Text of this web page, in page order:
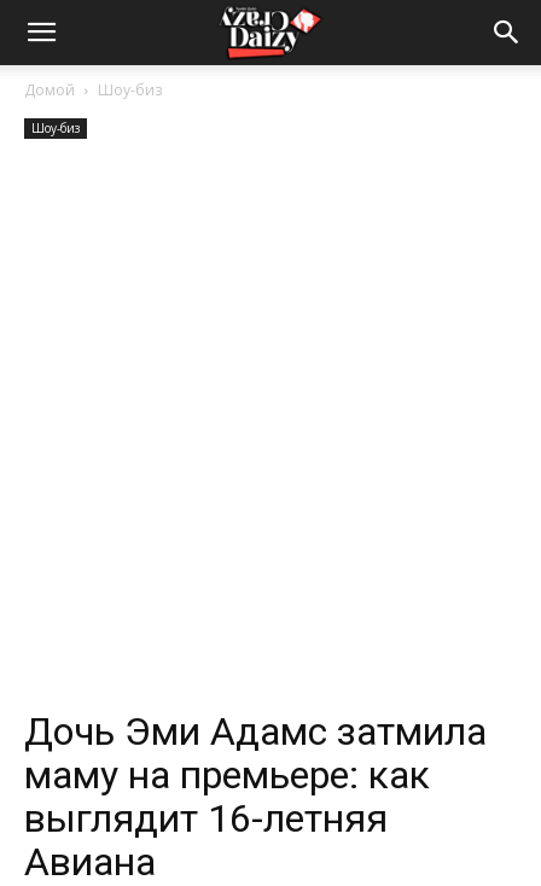
Crazy-
Daizy
Домой Шоу-биз
Шоу-биз
Дочь Эми Адамс затмила
маму на премьере: как
выглядит 16-летняя
Авиана